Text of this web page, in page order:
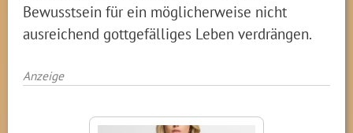
Bewusstsein für ein möglicherweise nicht
ausreichend gottgefälliges Leben verdrängen.
Anzeige